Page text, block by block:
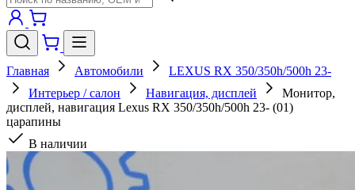
Главная Автомобили
LEXUS RX 350/350h/500h 23-
Интерьер / салон
Навигация, дисплей
Монитор,
дисплей, навигация Lexus RX 350/350h/500h 23- (01)
царапины
В наличии